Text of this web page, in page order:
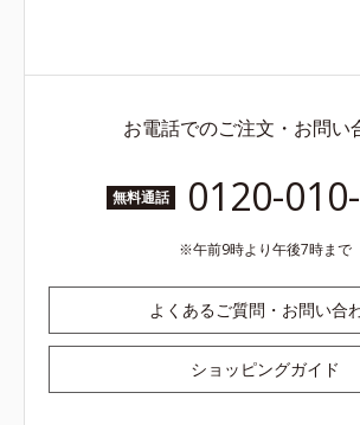
お電話でのご注文・お問い
無料通話 0120-
午前9時より午後7時まで
よくあるご質問・お問い合
ショッピングガイド